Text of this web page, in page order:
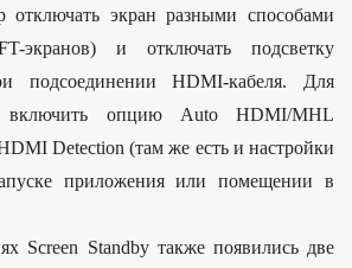
отключать экран разными способами
и отключать подсветку
подсоединении HDMI-кабеля. Для
включить опцию Auto HDMI/MHL
Detection (там же есть и настройки
приложения или помещении в
Screen Standby также появились две